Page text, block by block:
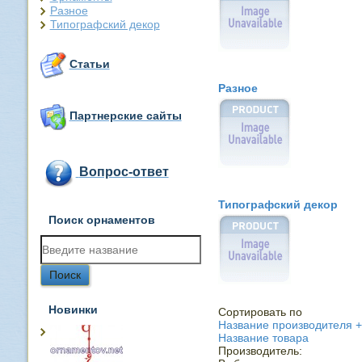
Разное
Типографский декор
Статьи
Партнерские сайты
Вопрос-ответ
Поиск орнаментов
Новинки
Разное
Типографский декор
Сортировать по
Название производителя
Название товара
Производитель: